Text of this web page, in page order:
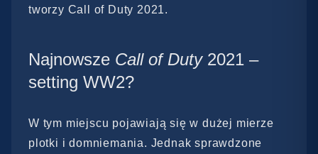
tworzy Call of Duty 2021.
Najnowsze Call of Duty 2021 –
setting WW2?
W tym miejscu pojawiają się w dużej mierze
plotki i domniemania. Jednak sprawdzone